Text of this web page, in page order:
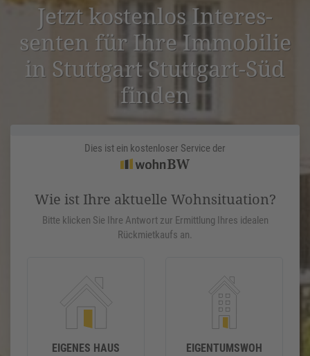
Jetzt kostenlos Inter­es­
senten für Ihre Immobilie
in Stuttgart Stuttgart-Süd
finden
Dies ist ein kostenloser Service der
Wie ist Ihre aktuelle Wohnsituation?
Bitte klicken Sie Ihre Antwort zur Ermittlung Ihres idealen
Rückmietkaufs an.
EIGENES HAUS
EIGENTUMSWOH